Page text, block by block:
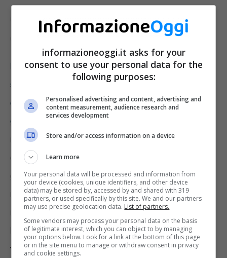
Congedo straordinario e
convivenza
Per poter richiedere il congedo
straordinario è necessario che ci sia
convivenza con il soggetto con disabilità
grave che si intende assistere
requisito fondamentale (con un’unica
eccezione: i genitori di un figlio disabile
grave) che viene soddisfatto se si ha la
residenza nello stesso indirizzo e allo stesso
numero civico (seppur in interni diversi). La
legge ammette anche ladimora
temporanea, da stabilire sempre prima di
informazioneoggi.it asks for your
consent to use your personal data for the
following purposes:
Personalised advertising and content, advertising and
content measurement, audience research and
services development
Store and/or access information on a device
Learn more
Your personal data will be processed and information from
your device (cookies, unique identifiers, and other device
data) may be stored by, accessed by and shared with 319
partners, or used specifically by this site. We and our partners
may use precise geolocation data. List of partners.
Some vendors may process your personal data on the basis
of legitimate interest, which you can object to by managing
your options below. Look for a link at the bottom of this page
or in the site menu to manage or withdraw consent in privacy
and cookie settings.